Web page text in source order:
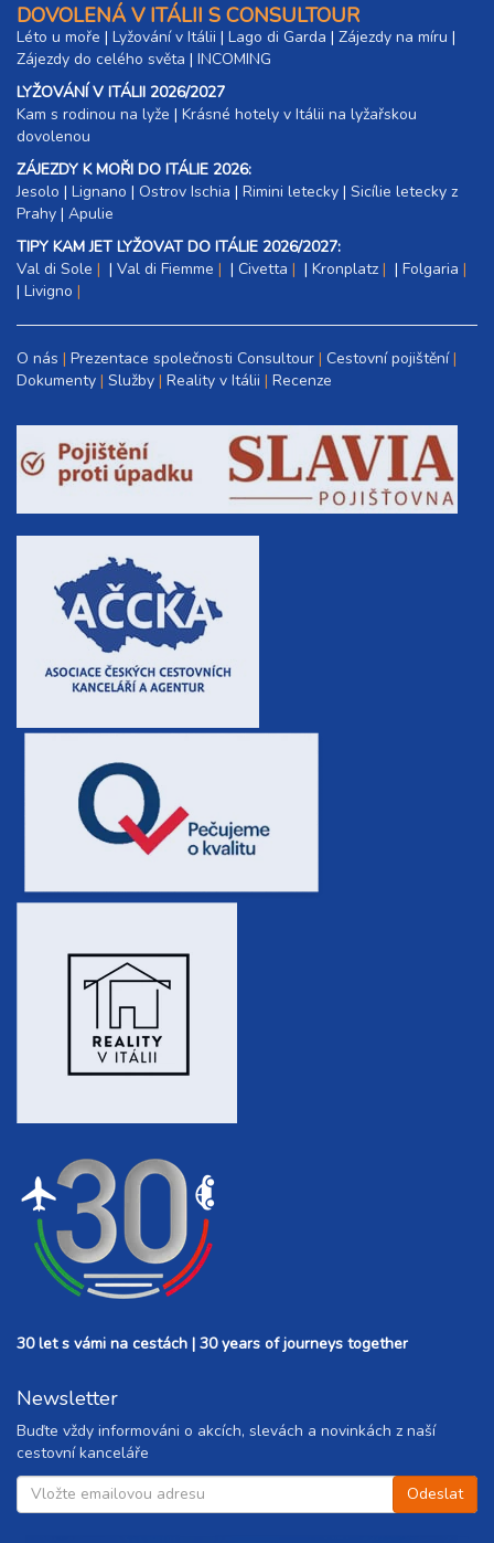
DOVOLENÁ V ITÁLII S CONSULTOUR
Léto u moře | Lyžování v Itálii | Lago di Garda | Zájezdy na míru |
Zájezdy do celého světa | INCOMING
LYŽOVÁNÍ V ITÁLII 2026/2027
Kam s rodinou na lyže |​ Krásné hotely v Itálii na lyžařskou
dovolenou
ZÁJEZDY K MOŘI DO ITÁLIE 2026:
Jesolo | Lignano | Ostrov Ischia | Rimini letecky | Sicílie letecky z
Prahy | Apulie
TIPY KAM JET LYŽOVAT DO ITÁLIE 2026/2027:
Val di Sole
| Val di Fiemme | Civetta | Kronplatz | Folgaria
| Livigno
O nás Prezentace společnosti Consultour Cestovní pojištění
Dokumenty Služby Reality v Itálii Recenze
30 let s vámi na cestách | 30 years of journeys together
Newsletter
Buďte vždy informováni o akcích, slevách a novinkách z naší
cestovní kanceláře